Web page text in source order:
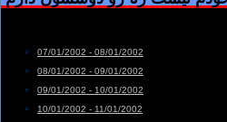
07/01/2002 - 08/01/2002
08/01/2002 - 09/01/2002
09/01/2002 - 10/01/2002
10/01/2002 - 11/01/2002